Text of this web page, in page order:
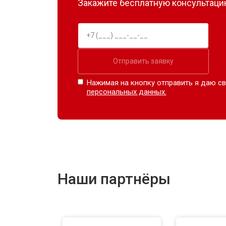
Закажите бесплатную
Отправить заявку
Нажимая на кнопку отправить я даю
персональных данных.
Наши партнёры